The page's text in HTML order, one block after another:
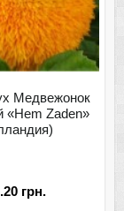
Медвежонок
«Hem Zaden»
грн.